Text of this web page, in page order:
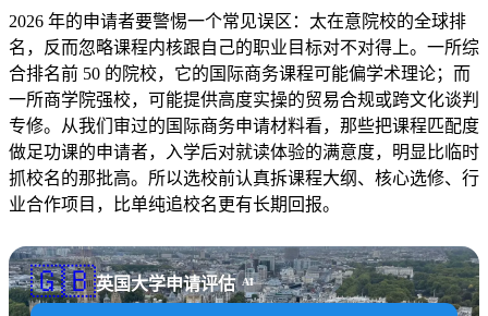
2026 年的申请者要警惕一个常见误区：太在意院校的全球排
名，反而忽略课程内核跟自己的职业目标对不对得上。一所综
合排名前 50 的院校，它的国际商务课程可能偏学术理论；而
一所商学院强校，可能提供高度实操的贸易合规或跨文化谈判
专修。从我们审过的国际商务申请材料看，那些把课程匹配度
做足功课的申请者，入学后对就读体验的满意度，明显比临时
抓校名的那批高。所以选校前认真拆课程大纲、核心选修、行
业合作项目，比单纯追校名更有长期回报。
🇬🇧英国大学申请评估 AI